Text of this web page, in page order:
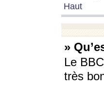
Haut
»
Le
très